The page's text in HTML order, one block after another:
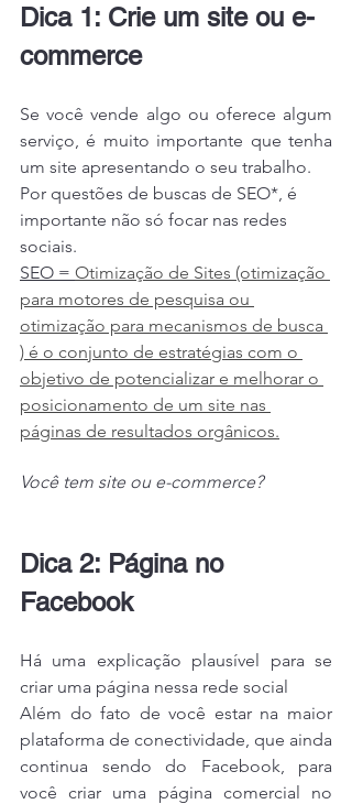
Dica 1: Crie um site ou e-
commerce
Se você vende algo ou oferece algum
serviço, é muito importante que tenha
um site apresentando o seu trabalho.
Por questões de buscas de SEO*, é
importante não só focar nas redes
sociais.
SEO = Otimização de Sites (otimização
para motores de pesquisa ou
otimização para mecanismos de busca
) é o conjunto de estratégias com o
objetivo de potencializar e melhorar o
posicionamento de um site nas
páginas de resultados orgânicos.
Você tem site ou e-commerce?
Dica 2: Página no
Facebook
Há uma explicação plausível para se
criar uma página nessa rede social
Além do fato de você estar na maior
plataforma de conectividade, que ainda
continua sendo do Facebook, para
você criar uma página comercial no